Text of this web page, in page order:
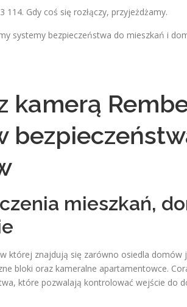
Gdy coś się rozłączy, przyjeżdżamy.
systemy bezpieczeństwa do mieszkań i
kamerą
mieszkań,
której znajdują się zarówno osiedla domów
bloki oraz kameralne apartamentowce.
które pozwalają kontrolować wejście do